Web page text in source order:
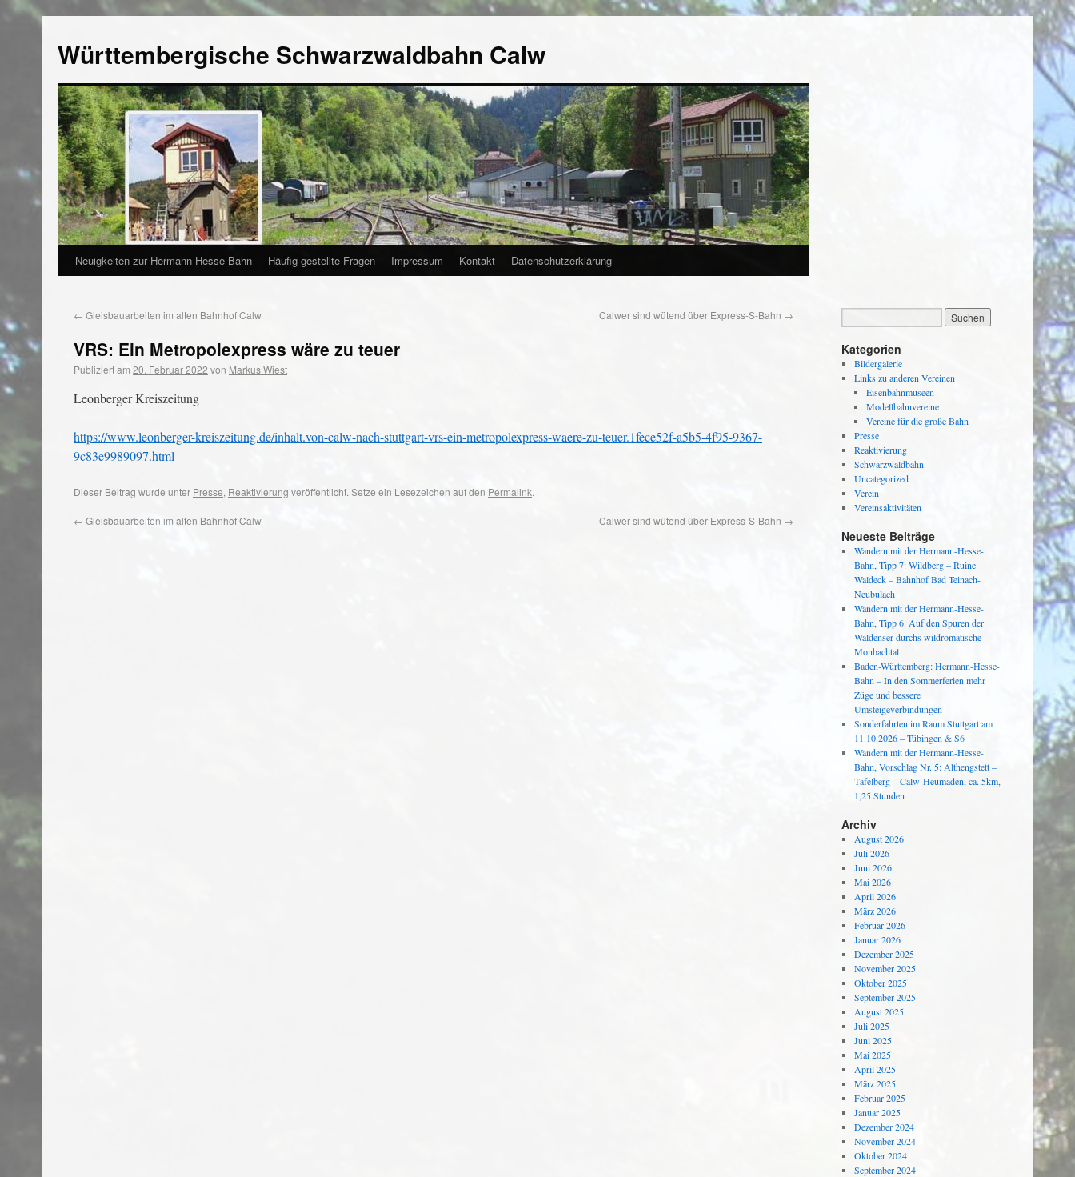
Württembergische Schwarzwaldbahn Calw
Neuigkeiten zur Hermann Hesse Bahn Häufig gestellte Fragen Impressum Kontakt Datenschutzerklärung
← Gleisbauarbeiten im alten Bahnhof Calw Calwer sind wütend über Express-S-Bahn →
VRS: Ein Metropolexpress wäre zu teuer
Publiziert am 20. Februar 2022 von Markus Wiest
Leonberger Kreiszeitung
https://www.leonberger-kreiszeitung.de/inhalt.von-calw-nach-stuttgart-vrs-ein-metropolexpress-waere-zu-teuer.1fece52f-a5b5-4f95-9367-
9c83e9989097.html
Dieser Beitrag wurde unter Presse, Reaktivierung veröffentlicht. Setze ein Lesezeichen auf den Permalink.
← Gleisbauarbeiten im alten Bahnhof Calw Calwer sind wütend über Express-S-Bahn →
Kategorien
Bildergalerie
Links zu anderen Vereinen
Eisenbahnmuseen
Modellbahnvereine
Vereine für die große Bahn
Presse
Reaktivierung
Schwarzwaldbahn
Uncategorized
Verein
Vereinsaktivitäten
Neueste Beiträge
Wandern mit der Hermann-Hesse-
Bahn, Tipp 7: Wildberg – Ruine
Waldeck – Bahnhof Bad Teinach-
Neubulach
Wandern mit der Hermann-Hesse-
Bahn, Tipp 6. Auf den Spuren der
Waldenser durchs wildromatische
Monbachtal
Baden-Württemberg: Hermann-Hesse-
Bahn – In den Sommerferien mehr
Züge und bessere
Umsteigeverbindungen
Sonderfahrten im Raum Stuttgart am
11.10.2026 – Tübingen & S6
Wandern mit der Hermann-Hesse-
Bahn, Vorschlag Nr. 5: Althengstett –
Täfelberg – Calw-Heumaden, ca. 5km,
1,25 Stunden
Archiv
August 2026
Juli 2026
Juni 2026
Mai 2026
April 2026
März 2026
Februar 2026
Januar 2026
Dezember 2025
November 2025
Oktober 2025
September 2025
August 2025
Juli 2025
Juni 2025
Mai 2025
April 2025
März 2025
Februar 2025
Januar 2025
Dezember 2024
November 2024
Oktober 2024
September 2024